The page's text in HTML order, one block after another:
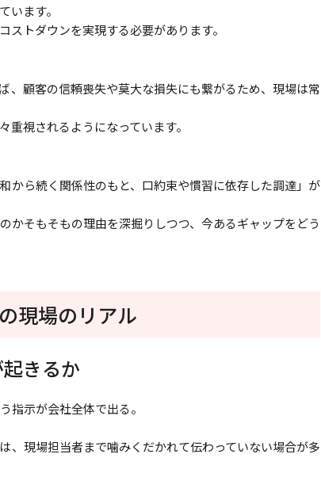
います。
トダウンを実現する必要があります。
、顧客の信頼喪失や莫大な損失にも繋がるため、現場は常
視されるようになっています。
から続く関係性のもと、口約束や慣習に依存した調達」が
――そもそもの理由を深掘りしつつ、今あるギャップをどう
現場のリアル
きるか
指示が会社全体で出る。
、現場担当者まで噛みくだかれて伝わっていない場合が多